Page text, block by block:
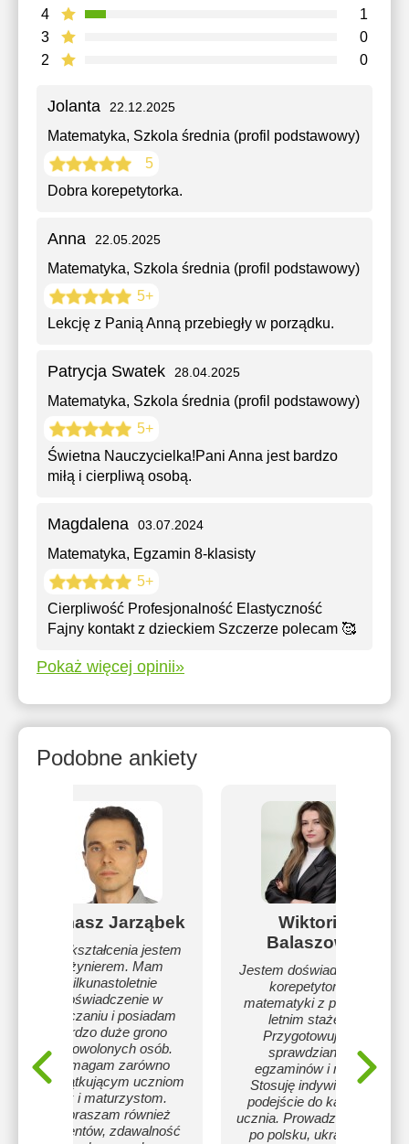
2 0
3 0
4 1
Jolanta 22.12.2025
Matematyka, Szkola średnia (profil podstawowy)
5
Dobra korepetytorka.
Anna 22.05.2025
Matematyka, Szkola średnia (profil podstawowy)
5+
Lekcję z Panią Anną przebiegły w porządku.
Patrycja Swatek 28.04.2025
Matematyka, Szkola średnia (profil podstawowy)
5+
Świetna Nauczycielka!Pani Anna jest bardzo
miłą i cierpliwą osobą.
Magdalena 03.07.2024
Matematyka, Egzamin 8-klasisty
5+
Cierpliwość Profesjonalność Elastyczność
Fajny kontakt z dzieckiem Szczerze polecam 🥰
Pokaż więcej opinii»
Podobne ankiety
Tomasz Jarząbek
Z wykształcenia jestem
inżynierem. Mam
kilkunastoletnie
doświadczenie w
nauczaniu i posiadam
bardzo duże grono
zadowolonych osób.
Pomagam zarówno
początkującym uczniom
jak i maturzystom.
Zapraszam również
studentów, zdawalność
Wiktoria
Balaszowa
Jestem doświadczonym
korepetytorem
matematyki z ponad 2-
letnim stażem.
Przygotowuję do
sprawdzianów,
egzaminów i matur.
Stosuję indywidualne
podejście do każdego
ucznia. Prowadzę zajęcia
po polsku, ukraińsku,